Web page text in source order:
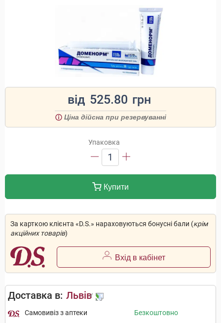
від 525.80 грн
Ціна дійсна при резервуванні
Упаковка
1
Купити
За карткою клієнта «D.S.» нараховуються бонусні бали (крім
акційних товарів)
Вхід в кабінет
Доставка в: Львів
Самовивіз з аптеки Безкоштовно